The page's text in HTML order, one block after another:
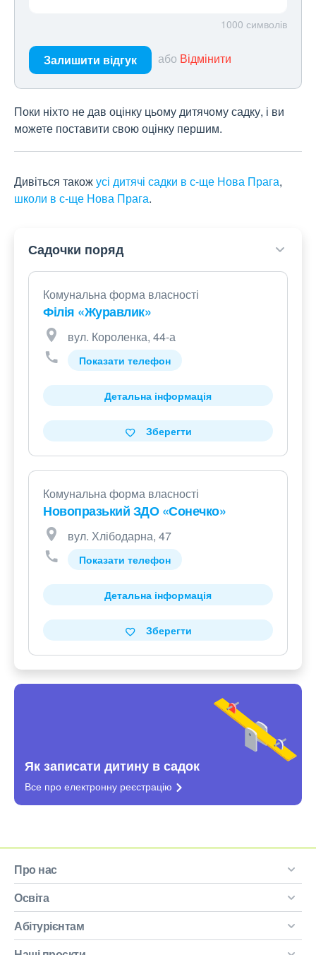
1000 символів
Залишити відгук або Відмінити
Поки ніхто не дав оцінку цьому дитячому садку, і ви
можете поставити свою оцінку першим.
Дивіться такожусі дитячі садки в с-ще Нова Прага,
школи в с-ще Нова Прага.
Садочки поряд
Комунальна форма власності
Філія «Журавлик»
вул. Короленка, 44-а
Показати телефон
Детальна інформація
Зберегти
Комунальна форма власності
Новопразький ЗДО «Сонечко»
вул. Хлібодарна, 47
Показати телефон
Детальна інформація
Зберегти
Як записати дитину в садок
Все про електронну реєстрацію
Про нас
Освіта
Абітурієнтам